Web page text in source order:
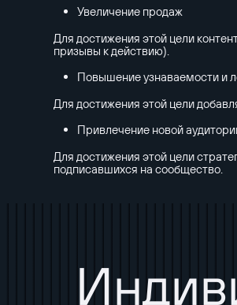
Увеличение продаж
Для достижения этой цели
призывы к действию).
Повышение узнаваемости и
Для достижения этой цели
Привлечение новой
Для достижения этой цели
подписавшихся на сообщество.